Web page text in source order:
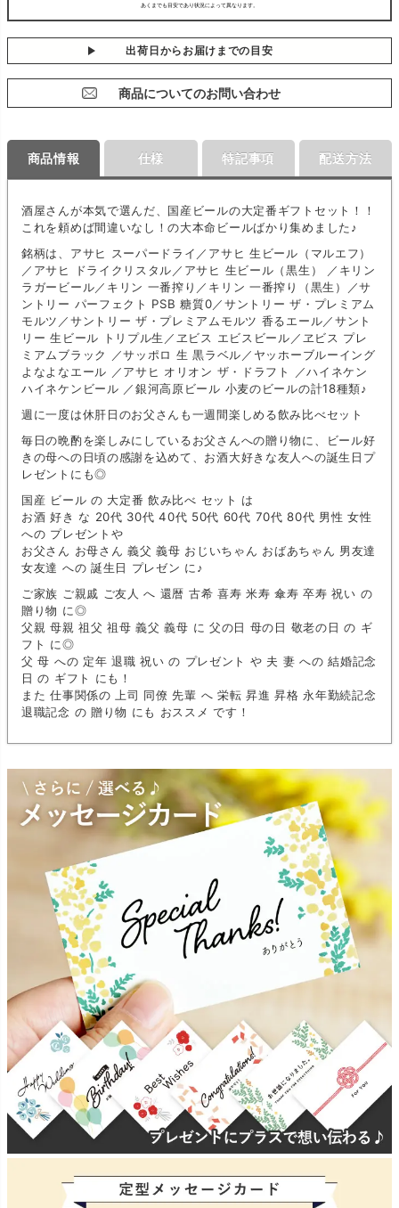
出荷日からお届けまでの目安
商品についてのお問い合わせ
商品情報
酒屋さんが本気で選んだ、国産ビールの大定番ギフトセット！！
これを頼めば間違いなし！の大本命ビールばかり集めました♪
銘柄は、アサヒ スーパードライ／アサヒ 生ビール（マルエフ）
／アサヒ ドライクリスタル／アサヒ 生ビール（黒生） ／キリン
ラガービール／キリン 一番搾り／キリン 一番搾り（黒生）／サ
ントリー パーフェクト PSB 糖質0／サントリー ザ・プレミアム
モルツ／サントリー ザ・プレミアムモルツ 香るエール／サント
リー 生ビール トリプル生／ヱビス エビスビール／ヱビス プレ
ミアムブラック ／サッポロ 生 黒ラベル／ヤッホーブルーイング
よなよなエール ／アサヒ オリオン ザ・ドラフト ／ハイネケン
ハイネケンビール ／銀河高原ビール 小麦のビールの計18種類♪
週に一度は休肝日のお父さんも一週間楽しめる飲み比べセット
毎日の晩酌を楽しみにしているお父さんへの贈り物に、ビール好
きの母への日頃の感謝を込めて、お酒大好きな友人への誕生日プ
レゼントにも◎
国産 ビール の 大定番 飲み比べ セット は
お酒 好き な 20代 30代 40代 50代 60代 70代 80代 男性 女性
への プレゼントや
お父さん お母さん 義父 義母 おじいちゃん おばあちゃん 男友達
女友達 への 誕生日 プレゼン に♪
ご家族 ご親戚 ご友人 へ 還暦 古希 喜寿 米寿 傘寿 卒寿 祝い の
贈り物 に◎
父親 母親 祖父 祖母 義父 義母 に 父の日 母の日 敬老の日 の ギ
フト に◎
父 母 への 定年 退職 祝い の プレゼント や 夫 妻 への 結婚記念
日 の ギフト にも！
また 仕事関係の 上司 同僚 先輩 へ 栄転 昇進 昇格 永年勤続記念
退職記念 の 贈り物 にも おススメ です！
仕様 特記事項 配送方法